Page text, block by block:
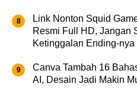
Link Nonton Squid
Resmi Full HD, Jangan
Ketinggalan Ending-nya
Canva Tambah 16
AI, Desain Jadi Makin